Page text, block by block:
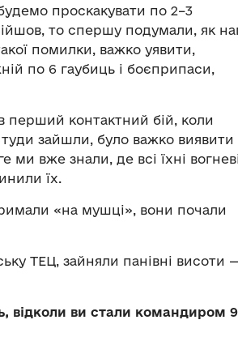
проскакувати по 2–3
то спершу подумали, як
помилки, важко уявити,
по 6 гаубиць і боєприпаси,
контактний бій, коли
зайшли, було важко виявити
ми вже знали, де всі їхні
їх.
«на мушці», вони почали
ТЕЦ, зайняли панівні висоти —
відколи ви стали командиром